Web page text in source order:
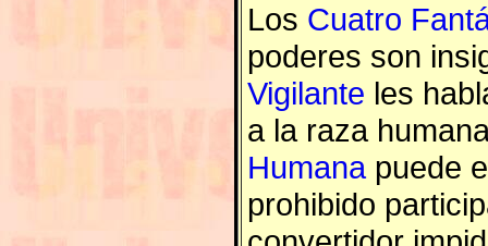
Los Cuatro
poderes son
Vigilante les
a la raza
Humanapuede
prohibido